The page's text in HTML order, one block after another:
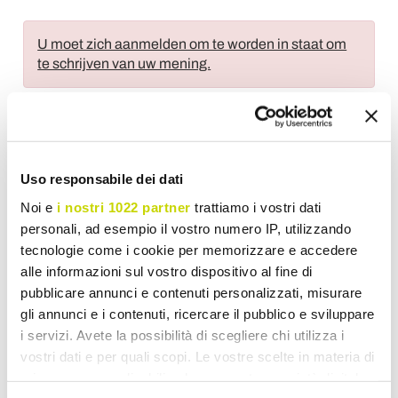
Uso responsabile dei dati
Noi e i nostri 1022 partner trattiamo i vostri dati
personali, ad esempio il vostro numero IP, utilizzando
tecnologie come i cookie per memorizzare e accedere
alle informazioni sul vostro dispositivo al fine di
pubblicare annunci e contenuti personalizzati, misurare
gli annunci e i contenuti, ricercare il pubblico e sviluppare
i servizi. Avete la possibilità di scegliere chi utilizza i
vostri dati e per quali scopi. Le vostre scelte in materia di
U moet zich aanmelden om te worden in staat om
te schrijven van uw mening.
Voeg toe aan wens Lijst
Stuur uw mening over dit product Print
Staande Buitenlamp en Buiten Spot